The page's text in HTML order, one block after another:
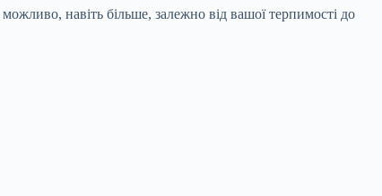
навіть більше, залежно від вашої терпимості до